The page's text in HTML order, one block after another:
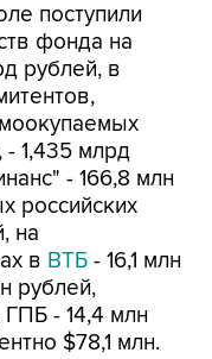
поступили
фонда на
рублей, в
- 1,435 млрд
- 166,8 млн
российских
на
в ВТБ - 16,1 млн
рублей,
ГПБ - 14,4 млн
$78,1 млн.